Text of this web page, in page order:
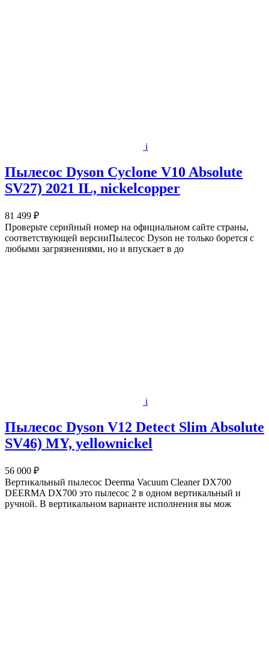
i
Пылесос Dyson Cyclone V10 Absolute
SV27) 2021 IL, nickelcopper
81 499 ₽
Проверьте серийный номер на официальном сайте страны,
соответствующей версииПылесос Dyson не только борется с
любыми загрязнениями, но и впускает в до
i
Пылесос Dyson V12 Detect Slim Absolute
SV46) MY, yellownickel
56 000 ₽
Вертикальный пылесос Deerma Vacuum Cleaner DX700
DEERMA DX700 это пылесос 2 в одном вертикальный и
ручной. В вертикальном варианте исполнения вы мож